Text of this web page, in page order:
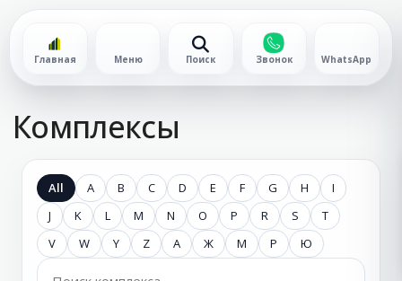
Главная Меню Поиск Звонок WhatsApp
Комплексы
All A B C D E F G H
I
J
K L M N O P R S
T
V
W Y Z А Ж М Р Ю